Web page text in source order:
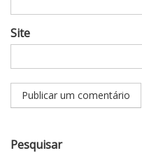
Site
Pesquisar